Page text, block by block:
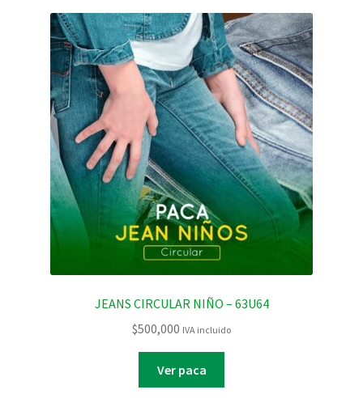
JEANS CIRCULAR NIÑO – 63U64
$500,000 IVA incluido
Ver paca